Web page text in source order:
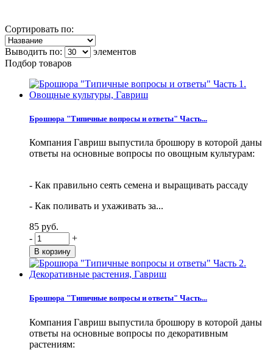
Сортировать по:
Выводить по:
элементов
Подбор товаров
Брошюра "Типичные вопросы и ответы" Часть...
Компания Гавриш выпустила брошюру в которой даны
ответы на основные вопросы по овощным культурам:
- Как правильно сеять семена и выращивать рассаду
- Как поливать и ухаживать за...
85 руб.
-
+
Брошюра "Типичные вопросы и ответы" Часть...
Компания Гавриш выпустила брошюру в которой даны
ответы на основные вопросы по декоративным
растениям: